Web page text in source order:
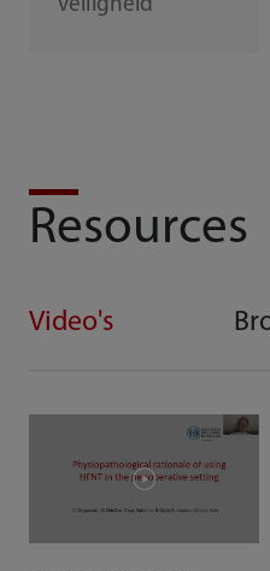
veiligheid
Resources
Video's